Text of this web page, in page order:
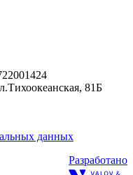
81Б
данных
Разработано